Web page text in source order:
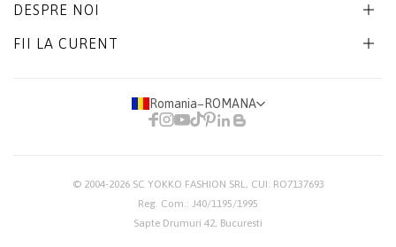
DESPRE NOI
FII LA CURENT
Romania− ROMANA
© 2004-2026 SC YOKKO FASHION SRL, CUI: RO7137693
Reg. Com.: J40/1195/1995
Sapte Drumuri 42, Bucuresti